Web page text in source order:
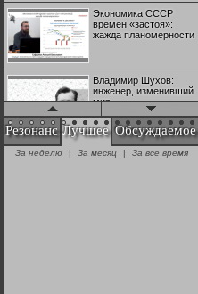
Экономика СССР
времен «застоя»:
жажда планомерности
Владимир Шухов:
инженер, изменивший
мир
"Аркадий Коц" на
эгалите-фесте "Не
Резонанс Лучшее Обсуждаемое
За неделю | За месяц | За все время